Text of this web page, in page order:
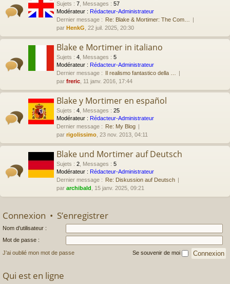
Sujets : 7 Messages : 57
Modérateur : Rédacteur-Administrateur
Dernier message : Re: Blake & Mortimer: The Com…
par HenkG , 22 juil. 2025, 20:30
Blake e Mortimer in italiano
Sujets : 4 Messages : 5
Modérateur : Rédacteur-Administrateur
Dernier message : Il realismo fantastico della …
par freric , 11 janv. 2016, 17:44
Blake y Mortimer en español
Sujets : 4 Messages : 25
Modérateur : Rédacteur-Administrateur
Dernier message : Re: My Blog
par rigolissimo , 23 nov. 2013, 04:11
Blake und Mortimer auf Deutsch
Sujets : 2 Messages : 5
Modérateur : Rédacteur-Administrateur
Dernier message : Re: Diskussion auf Deutsch
par archibald , 15 janv. 2025, 09:21
Connexion • S’enregistrer
Nom d’utilisateur :
Mot de passe :
J’ai oublié mon mot de passe Se souvenir de moi
Qui est en ligne